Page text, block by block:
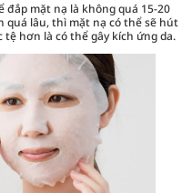
mặt nạ là không quá 15-20
quá lâu, thì mặt nạ có thể sẽ hút
hơn là có thể gây kích ứng da.